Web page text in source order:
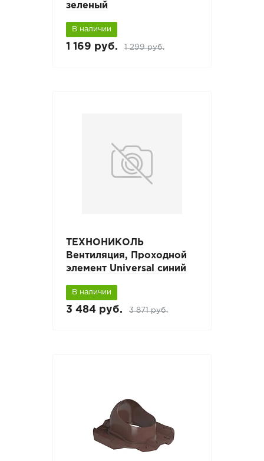
зеленый
В наличии
1 169 руб. 1 299 руб.
ТЕХНОНИКОЛЬ
Вентиляция, Проходной
элемент Universal синий
В наличии
3 484 руб. 3 871 руб.